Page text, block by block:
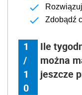
Zdobądź
1
/
1
0
Ile
można
jeszcze